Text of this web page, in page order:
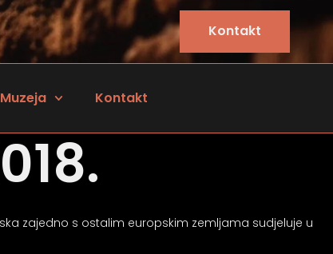
Kontakt
Kontakt
zajedno s ostalim europskim zemljama sudjeluje u